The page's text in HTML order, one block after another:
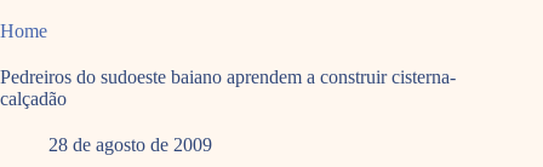
Home
Pedreiros do sudoeste baiano aprendem a construir cisterna-
calçadão
28 de agosto de 2009